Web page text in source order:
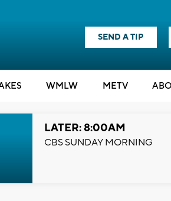
SEND A TIP
WMLW METV
LATER: 8:00AM
CBS SUNDAY MORNING